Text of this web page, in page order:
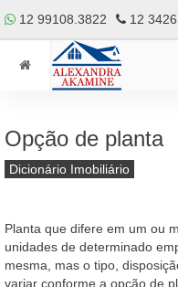
12 99108.3822 12
Opção de planta
Dicionário Imobiliário
Planta que difere em um ou
unidades de determinado
mesma, mas o tipo,
variar conforme a opção de